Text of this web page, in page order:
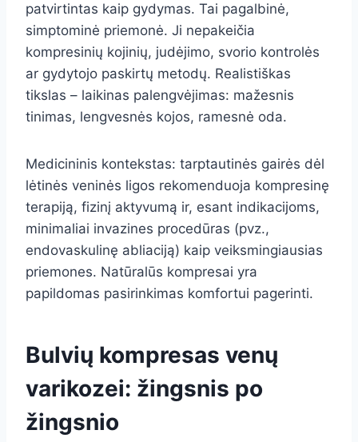
patvirtintas kaip gydymas. Tai pagalbinė,
simptominė priemonė. Ji nepakeičia
kompresinių kojinių, judėjimo, svorio kontrolės
ar gydytojo paskirtų metodų. Realistiškas
tikslas – laikinas palengvėjimas: mažesnis
tinimas, lengvesnės kojos, ramesnė oda.
Medicininis kontekstas: tarptautinės gairės dėl
lėtinės veninės ligos rekomenduoja kompresinę
terapiją, fizinį aktyvumą ir, esant indikacijoms,
minimaliai invazines procedūras (pvz.,
endovaskulinę abliaciją) kaip veiksmingiausias
priemones. Natūralūs kompresai yra
papildomas pasirinkimas komfortui pagerinti.
Bulvių kompresas venų
varikozei: žingsnis po
žingsnio